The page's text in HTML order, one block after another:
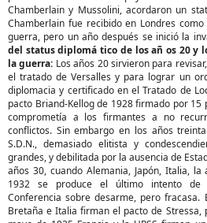
Chamberlain y Mussolini, acordaron un
Chamberlain fue recibido en Londres
guerra, pero un año después se inició la
del status diplomá tico de los añ os 20 y
la guerra: Los años 20 sirvieron para
el tratado de Versalles y para lograr un
diplomacia y certificado en el Tratado de
pacto Briand-Kellog de 1928 firmado por
comprometía a los firmantes a no
conflictos. Sin embargo en los años
S.D.N., demasiado elitista y
grandes, y debilitada por la ausencia de
años 30, cuando Alemania, Japón, Italia,
1932 se produce el último intento de
Conferencia sobre desarme, pero fracasa.
Bretaña e Italia firman el pacto de Stressa,